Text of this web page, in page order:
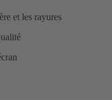
et les rayures